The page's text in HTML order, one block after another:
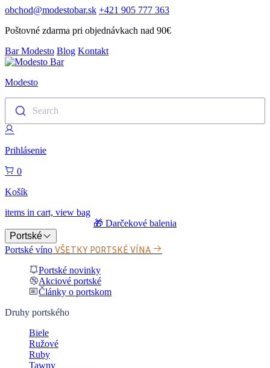
obchod@modestobar.sk +421 905 777 363
Poštovné zdarma pri objednávkach nad 90€
Bar Modesto Blog Kontakt
Modesto
Search
Prihlásenie
0
Košík
items in cart, view bag
🎁 Darčekové balenia
Portské
Portské víno VŠETKY PORTSKÉ VÍNA
Portské novinky
Akciové portské
Články o portskom
Druhy portského
Biele
Ružové
Ruby
Tawny